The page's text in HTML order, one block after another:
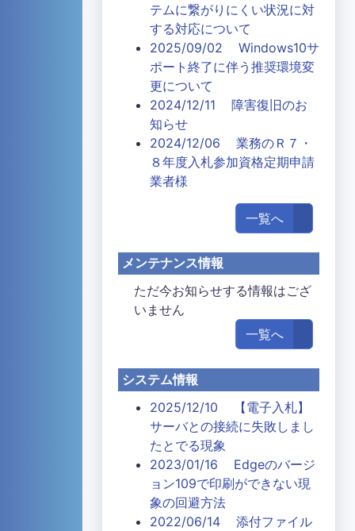
テムに繋がりにくい状況に対
する対応について
2025/09/02 Windows10サ
ポート終了に伴う推奨環境変
更について
2024/12/11 障害復旧のお
知らせ
2024/12/06 業務のＲ７・
８年度入札参加資格定期申請
業者様
一覧へ
メンテナンス情報
ただ今お知らせする情報はござ
いません
一覧へ
システム情報
2025/12/10 【電子入札】
サーバとの接続に失敗しまし
たとでる現象
2023/01/16 Edgeのバージ
ョン109で印刷ができない現
象の回避方法
2022/06/14 添付ファイル